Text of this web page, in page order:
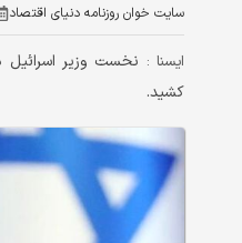
سایت خوان روزنامه دنیای اقتصاد
ايسنا : نخست وزیر
کشید.